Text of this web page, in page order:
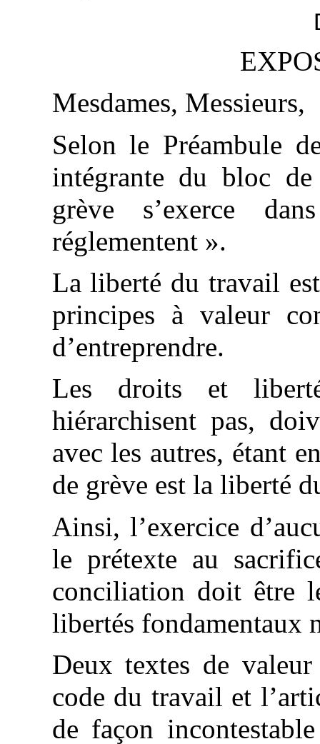
Mesdames, Messieurs,
Selon le Préambule
intégrante du bloc
grève s’exerce
réglementent ».
La liberté du travail
principes à valeur
d’entreprendre.
Les droits et
hiérarchisent pas,
avec les autres, étant
de grève est la liberté
Ainsi, l’exercice
le prétexte au
conciliation doit être
libertés fondamentaux
Deux textes de
code du travail et
de façon